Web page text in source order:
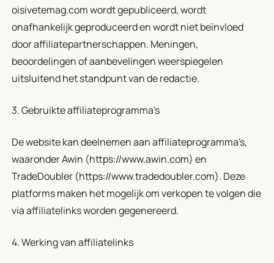
oisivetemag.com wordt gepubliceerd, wordt
onafhankelijk geproduceerd en wordt niet beïnvloed
door affiliatepartnerschappen. Meningen,
beoordelingen of aanbevelingen weerspiegelen
uitsluitend het standpunt van de redactie.
3. Gebruikte affiliateprogramma's
De website kan deelnemen aan affiliateprogramma's,
waaronder Awin (https://www.awin.com) en
TradeDoubler (https://www.tradedoubler.com). Deze
platforms maken het mogelijk om verkopen te volgen die
via affiliatelinks worden gegenereerd.
4. Werking van affiliatelinks